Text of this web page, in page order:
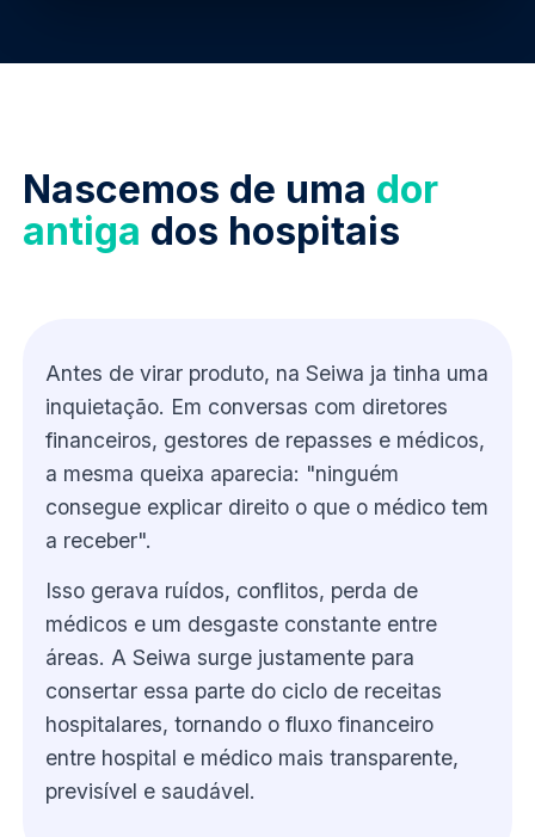
Nascemos de uma dor
antiga dos hospitais
Antes de virar produto, na Seiwa ja tinha uma
inquietação. Em conversas com diretores
financeiros, gestores de repasses e médicos,
a mesma queixa aparecia: "ninguém
consegue explicar direito o que o médico tem
a receber".
Isso gerava ruídos, conflitos, perda de
médicos e um desgaste constante entre
áreas. A Seiwa surge justamente para
consertar essa parte do ciclo de receitas
hospitalares, tornando o fluxo financeiro
entre hospital e médico mais transparente,
previsível e saudável.